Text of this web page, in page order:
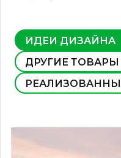
ИДЕИ ДИЗАЙНА
ДРУГИЕ ТОВАРЫ